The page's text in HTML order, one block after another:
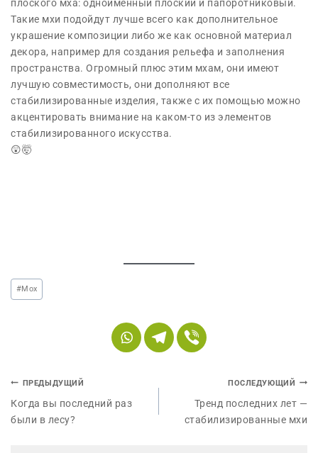
плоского мха: одноименный плоский и папоротниковый.
Такие мхи подойдут лучше всего как дополнительное
украшение композиции либо же как основной материал
декора, например для создания рельефа и заполнения
пространства. Огромный плюс этим мхам, они имеют
лучшую совместимость, они дополняют все
стабилизированные изделия, также с их помощью можно
акцентировать внимание на каком-то из элементов
стабилизированного искусства.
😲🤯
#Мох
ПРЕДЫДУЩИЙ
Когда вы последний раз
были в лесу?
ПОСЛЕДУЮЩИЙ
Тренд последних лет —
стабилизированные мхи